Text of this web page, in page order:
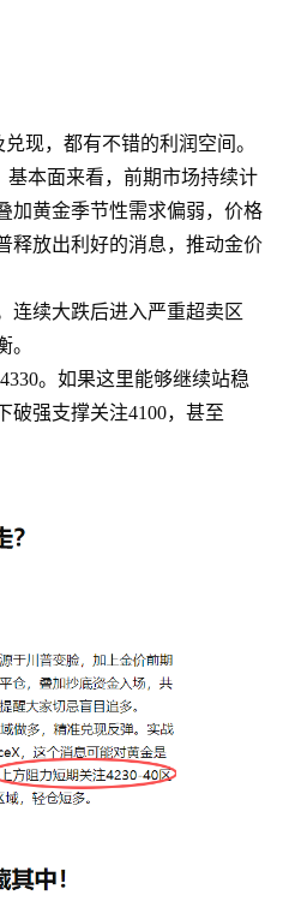
现，都有不错的利润空间。
本面来看，前期市场持续计
加黄金季节性需求偏弱，价格
释放出利好的消息，推动金价
连续大跌后进入严重超卖区
。如果这里能够继续站稳
破强支撑关注4100，甚至